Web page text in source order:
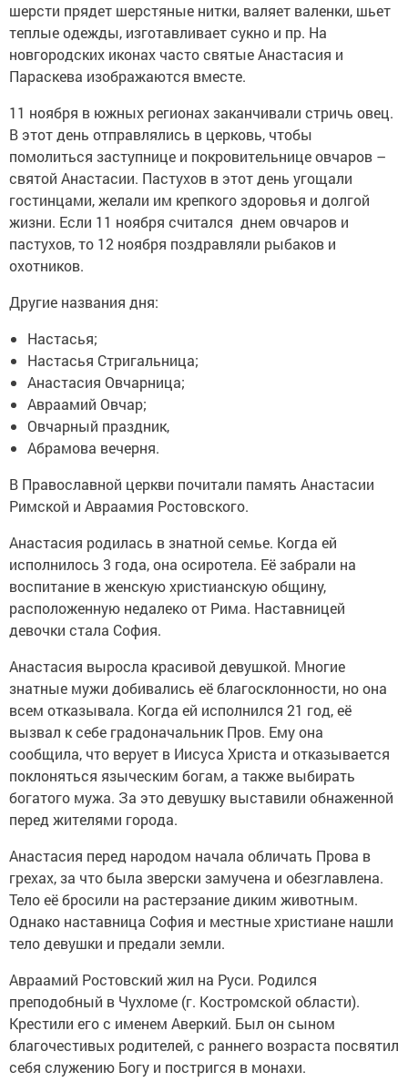
шерсти прядет шерстяные нитки, валяет валенки, шьет
теплые одежды, изготавливает сукно и пр. На
новгородских иконах часто святые Анастасия и
Параскева изображаются вместе.
11 ноября в южных регионах заканчивали стричь овец.
В этот день отправлялись в церковь, чтобы
помолиться заступнице и покровительнице овчаров –
святой Анастасии. Пастухов в этот день угощали
гостинцами, желали им крепкого здоровья и долгой
жизни. Если 11 ноября считался днем овчаров и
пастухов, то 12 ноября поздравляли рыбаков и
охотников.
Другие названия дня:
Настасья;
Настасья Стригальница;
Анастасия Овчарница;
Авраамий Овчар;
Овчарный праздник,
Абрамова вечерня.
В Православной церкви почитали память Анастасии
Римской и Авраамия Ростовского.
Анастасия родилась в знатной семье. Когда ей
исполнилось 3 года, она осиротела. Её забрали на
воспитание в женскую христианскую общину,
расположенную недалеко от Рима. Наставницей
девочки стала София.
Анастасия выросла красивой девушкой. Многие
знатные мужи добивались её благосклонности, но она
всем отказывала. Когда ей исполнился 21 год, её
вызвал к себе градоначальник Пров. Ему она
сообщила, что верует в Иисуса Христа и отказывается
поклоняться языческим богам, а также выбирать
богатого мужа. За это девушку выставили обнаженной
перед жителями города.
Анастасия перед народом начала обличать Прова в
грехах, за что была зверски замучена и обезглавлена.
Тело её бросили на растерзание диким животным.
Однако наставница София и местные христиане нашли
тело девушки и предали земли.
Авраамий Ростовский жил на Руси. Родился
преподобный в Чухломе (г. Костромской области).
Крестили его с именем Аверкий. Был он сыном
благочестивых родителей, с раннего возраста посвятил
себя служению Богу и постригся в монахи.